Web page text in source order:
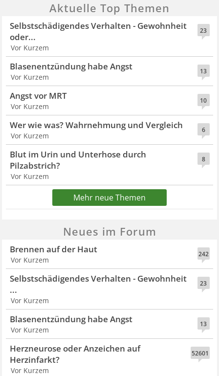
Aktuelle Top Themen
23
Selbstschädigendes Verhalten - Gewohnheit
oder...
Vor Kurzem
13
Blasenentzündung habe Angst
Vor Kurzem
10
Angst vor MRT
Vor Kurzem
6
Wer wie was? Wahrnehmung und Vergleich
Vor Kurzem
8
Blut im Urin und Unterhose durch
Pilzabstrich?
Vor Kurzem
Mehr neue Themen
Neues im Forum
242
Brennen auf der Haut
Vor Kurzem
23
Selbstschädigendes Verhalten - Gewohnheit
...
Vor Kurzem
13
Blasenentzündung habe Angst
Vor Kurzem
52601
Herzneurose oder Anzeichen auf
Herzinfarkt?
Vor Kurzem